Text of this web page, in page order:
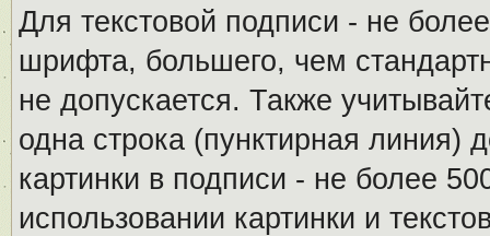
Для текстовой подписи - не
шрифта, большего, чем
не допускается. Также
одна строка (пунктирная линия)
картинки в подписи - не более
использовании картинки и